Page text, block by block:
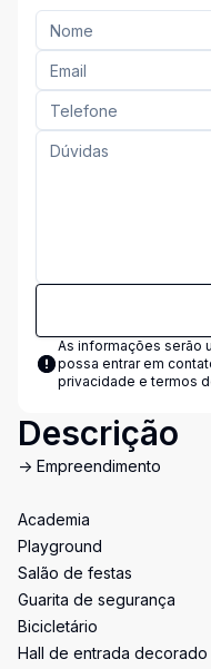
As informações serão
possa entrar em
privacidade e termos
Descrição
-> Empreendimento
Academia
Playground
Salão de festas
Guarita de segurança
Bicicletário
Hall de entrada